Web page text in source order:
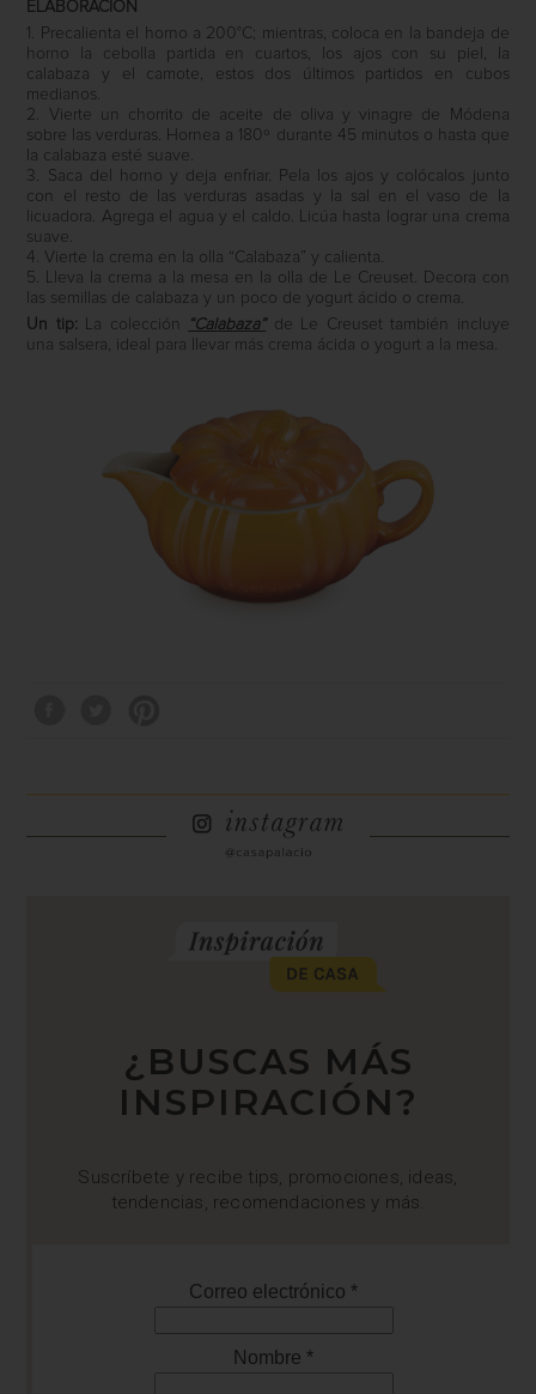
ELABORACIÓN
1. Precalienta el horno a 200°C; mientras, coloca en la bandeja de
horno la cebolla partida en cuartos, los ajos con su piel, la
calabaza y el camote, estos dos últimos partidos en cubos
medianos.
2. Vierte un chorrito de aceite de oliva y vinagre de Módena
sobre las verduras. Hornea a 180º durante 45 minutos o hasta que
la calabaza esté suave.
3. Saca del horno y deja enfriar. Pela los ajos y colócalos junto
con el resto de las verduras asadas y la sal en el vaso de la
licuadora. Agrega el agua y el caldo. Licúa hasta lograr una crema
suave.
4. Vierte la crema en la olla “Calabaza” y calienta.
5. Lleva la crema a la mesa en la olla de Le Creuset. Decora con
las semillas de calabaza y un poco de yogurt ácido o crema.
Un tip:
La colección “Calabaza”de Le Creuset también incluye
una salsera, ideal para llevar más crema ácida o yogurt a la mesa.
¿BUSCAS MÁS
INSPIRACIÓN?
Suscríbete y recibe tips, promociones, ideas,
tendencias, recomendaciones y más.